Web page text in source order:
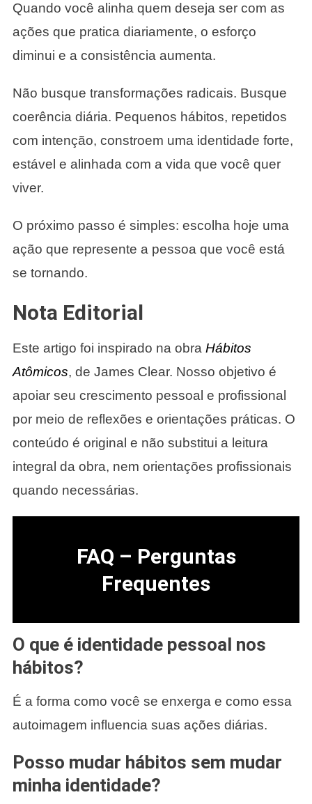
Quando você alinha quem deseja ser com as
ações que pratica diariamente, o esforço
diminui e a consistência aumenta.
Não busque transformações radicais. Busque
coerência diária. Pequenos hábitos, repetidos
com intenção, constroem uma identidade forte,
estável e alinhada com a vida que você quer
viver.
O próximo passo é simples: escolha hoje uma
ação que represente a pessoa que você está
se tornando.
Nota Editorial
Este artigo foi inspirado na obra Hábitos
Atômicos, de James Clear. Nosso objetivo é
apoiar seu crescimento pessoal e profissional
por meio de reflexões e orientações práticas. O
conteúdo é original e não substitui a leitura
integral da obra, nem orientações profissionais
quando necessárias.
FAQ – Perguntas
Frequentes
O que é identidade pessoal nos
hábitos?
É a forma como você se enxerga e como essa
autoimagem influencia suas ações diárias.
Posso mudar hábitos sem mudar
minha identidade?